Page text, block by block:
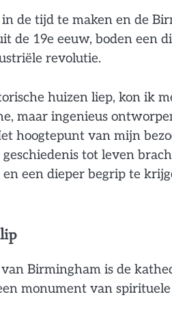
de tijd te maken en de
de 19e eeuw, boden een
revolutie.
huizen liep, kon ik
maar ingenieus
hoogtepunt van mijn
tot leven
een dieper begrip te
Birmingham is de
monument van